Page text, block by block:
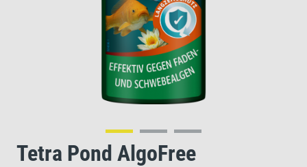
Tetra Pond AlgoFree